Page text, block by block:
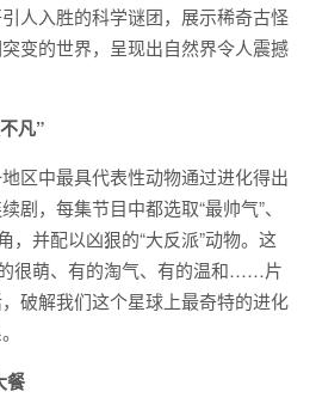
人入胜的科学谜团，展示稀奇古怪
变的世界，呈现出自然界令人震撼
凡”
区中最具代表性动物通过进化得出
剧，每集节目中都选取“最帅气”、
，并配以凶狠的“大反派”动物。这
很萌、有的淘气、有的温和……片
破解我们这个星球上最奇特的进化
餐